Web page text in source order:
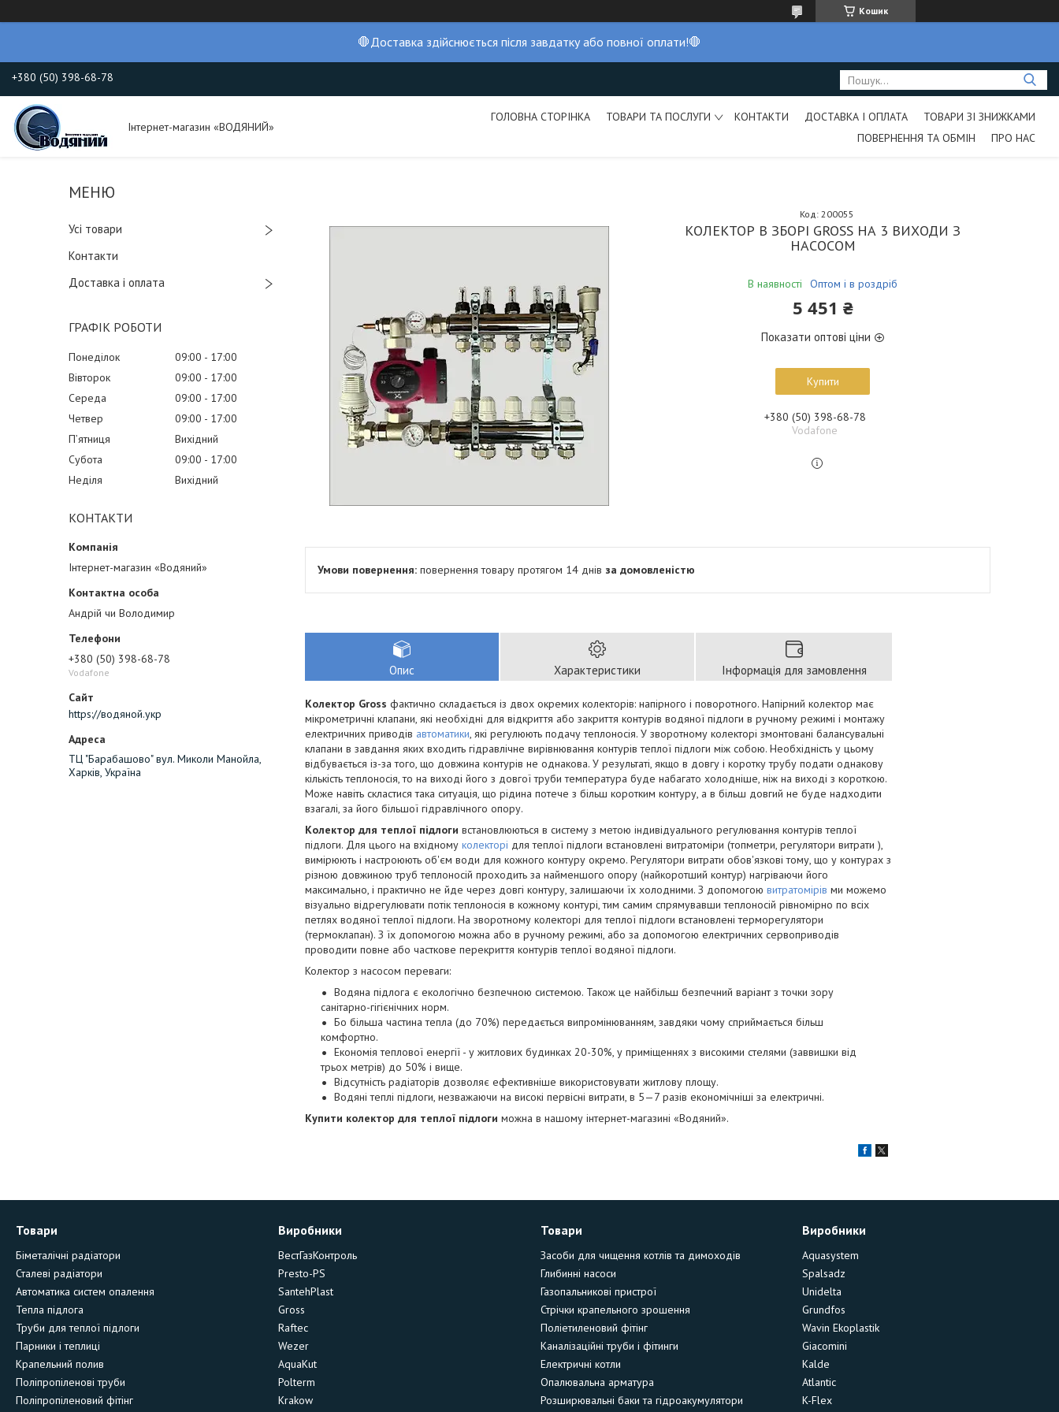
Кошик
🛑Доставка здійснюється після завдатку або повної оплати!🛑
+380 (50) 398-68-78
Інтернет-магазин «ВОДЯНИЙ»
ГОЛОВНА СТОРІНКА ТОВАРИ ТА ПОСЛУГИ КОНТАКТИ ДОСТАВКА І ОПЛАТА
ТОВАРИ ЗІ ЗНИЖКАМИ
ПОВЕРНЕННЯ ТА ОБМІН
ПРО НАС
Усі товари
Контакти
Доставка і оплата
ГРАФІК РОБОТИ
Понеділок 09:00
17:00
Вівторок
09:00
17:00
Середа
09:00
17:00
Четвер
09:00
17:00
Пʼятниця
Вихідний
Субота
09:00
17:00
Неділя
Вихідний
КОНТАКТИ
Інтернет-магазин «Водяний»
Андрій чи Володимир
+380 (50) 398-68-78
Vodafone
https://водяной.укр
ТЦ "Барабашово" вул. Миколи Манойла,
Харків, Україна
КОЛЕКТОР В ЗБОРІ GROSS НА 3 ВИХОДИ З
НАСОСОМ
В наявності Оптом і в роздріб
Код: 200055
5 451 ₴
Показати оптові ціни
Купити
+380 (50) 398-68-78
Vodafone
повернення товару протягом 14 днів за домовленістю
Опис Характеристики Інформація для замовлення
Колектор Gross фактично складається із двох окремих колекторів: напірного і поворотного. Напірний колектор має
мікрометричні клапани, які необхідні для відкриття або закриття контурів водяної підлоги в ручному режимі і монтажу
електричних приводів автоматики, які регулюють подачу теплоносія. У зворотному колекторі змонтовані балансувальні
клапани в завдання яких входить гідравлічне вирівнювання контурів теплої підлоги між собою. Необхідність у цьому
відбувається із-за того, що довжина контурів не однакова. У результаті, якщо в довгу і коротку трубу подати однакову
кількість теплоносія, то на виході його з довгої труби температура буде набагато холодніше, ніж на виході з короткою.
Може навіть скластися така ситуація, що рідина потече з більш коротким контуру, а в більш довгий не буде надходити
взагалі, за його більшої гідравлічного опору.
Колектор для теплої підлоги встановлюються в систему з метою індивідуального регулювання контурів теплої
підлоги. Для цього на вхідному колекторі для теплої підлоги встановлені витратоміри (топметри, регулятори витрати ),
вимірюють і настроюють об'єм води для кожного контуру окремо. Регулятори витрати обов'язкові тому, що у контурах з
різною довжиною труб теплоносій проходить за найменшого опору (найкоротший контур) нагріваючи його
максимально, і практично не йде через довгі контуру, залишаючи їх холодними. З допомогою витратомірів ми можемо
візуально відрегулювати потік теплоносія в кожному контурі, тим самим спрямувавши теплоносій рівномірно по всіх
петлях водяної теплої підлоги. На зворотному колекторі для теплої підлоги встановлені терморегулятори
(термоклапан). З їх допомогою можна або в ручному режимі, або за допомогою електричних сервоприводів
проводити повне або часткове перекриття контурів теплої водяної підлоги.
Колектор з насосом переваги:
Водяна підлога є екологічно безпечною системою. Також це найбільш безпечний варіант з точки зору
санітарно-гігієнічних норм.
Бо більша частина тепла (до 70%) передається випромінюванням, завдяки чому сприймається більш
комфортно.
Економія теплової енергії - у житлових будинках 20-30%, у приміщеннях з високими стелями (заввишки від
трьох метрів) до 50% і вище.
Відсутність радіаторів дозволяє ефективніше використовувати житлову площу.
Водяні теплі підлоги, незважаючи на високі первісні витрати, в 5—7 разів економічніші за електричні.
Купити колектор для теплої підлоги можна в нашому інтернет-магазині «Водяний».
Товари
Біметалічні радіатори
Сталеві радіатори
Автоматика систем опалення
Тепла підлога
Труби для теплої підлоги
Парники і теплиці
Крапельний полив
Поліпропіленові труби
Поліпропіленовий фітінг
Виробники
ВестГазКонтроль
Presto-PS
SantehPlast
Gross
Raftec
Wezer
AquaKut
Polterm
Krakow
Товари
Засоби для чищення котлів та димоходів
Глибинні насоси
Газопальникові пристрої
Стрічки крапельного зрошення
Поліетиленовий фітінг
Каналізаційні труби і фітинги
Електричні котли
Опалювальна арматура
Розширювальні баки та гідроакумулятори
Виробники
Aquasystem
Spalsadz
Unidelta
Grundfos
Wavin Ekoplastik
Giacomini
Kalde
Atlantic
K-Flex